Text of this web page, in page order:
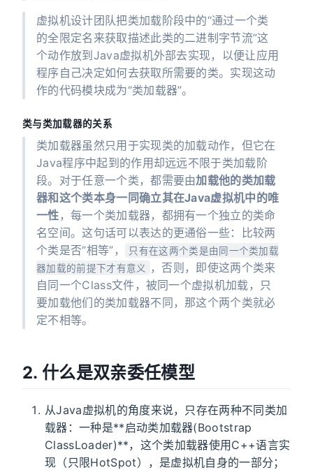
虚拟机设计团队把类加载阶段中的“通过一个类
的全限定名来获取描述此类的二进制字节流”这
个动作放到Java虚拟机外部去实现，以便让应用
程序自己决定如何去获取所需要的类。实现这动
作的代码模块成为“类加载器”。
类与类加载器的关系
类加载器虽然只用于实现类的加载动作，但它在
Java程序中起到的作用却远远不限于类加载阶
段。对于任意一个类，都需要由加载他的类加载
器和这个类本身一同确立其在Java虚拟机中的唯
一性 ，每一个类加载器，都拥有一个独立的类命
名空间。这句话可以表达的更通俗一些：比较两
个类是否“相等”，
只有在这两个类是由同一个类加载
器加载的前提下才有意义
，否则，即使这两个类来
自同一个Class文件，被同一个虚拟机加载，只
要加载他们的类加载器不同，那这个两个类就必
定不相等。
2. 什么是双亲委任模型
从Java虚拟机的角度来说，只存在两种不同类加
载器：一种是**启动类加载器(Bootstrap
ClassLoader)**，这个类加载器使用C++语言实
现（只限HotSpot），是虚拟机自身的一部分；